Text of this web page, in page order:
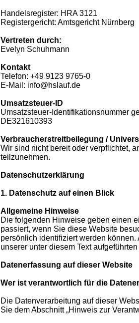
Handelsregister: HRA 3121
Registergericht: Amtsgericht Nürnberg
Vertreten durch:
Evelyn Schuhmann
Kontakt
Telefon: +49 9123 9765-0
E-Mail: info@hslauf.de
Umsatzsteuer-ID
Umsatzsteuer-Identifikationsnummer
DE321610393
Verbraucherstreitbeilegung /
Wir sind nicht bereit oder verpflichtet,
teilzunehmen.
Datenschutzerklärung
1. Datenschutz auf einen Blick
Allgemeine Hinweise
Die folgenden Hinweise geben einen
passiert, wenn Sie diese Website
persönlich identifiziert werden
unserer unter diesem Text
Datenerfassung auf dieser Website
Wer ist verantwortlich für die
Die Datenverarbeitung auf dieser
Sie dem Abschnitt „Hinweis zur